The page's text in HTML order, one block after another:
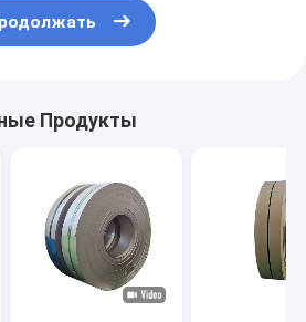
Продукты